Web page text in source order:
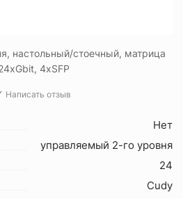
настольный/стоечный, матрица
4xSFP
Написать отзыв
Нет
управляемый 2-го уровня
24
Cudy